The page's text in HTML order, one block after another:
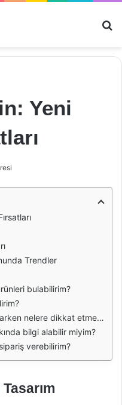
Yeni
Trendler
bulabilirim?
nelere dikkat etmeliyim?
bilgi alabilir miyim?
verebilirim?